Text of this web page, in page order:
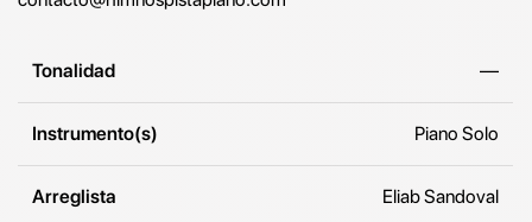
Tonalidad —
Instrumento(s) Piano Solo
Arreglista Eliab Sandoval